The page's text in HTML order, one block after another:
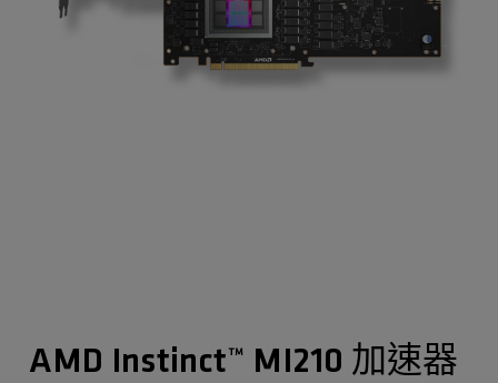
AMD Instinct™ MI210 加速器